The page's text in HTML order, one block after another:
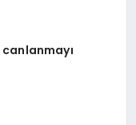
canlanmayı